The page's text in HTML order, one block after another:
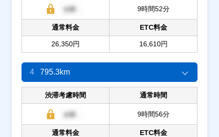
9時間52分
通常料金
26,350円
ETC料金
16,610円
4 795.3km
渋滞考慮時間 通常時間
9時間56分
通常料金 ETC料金